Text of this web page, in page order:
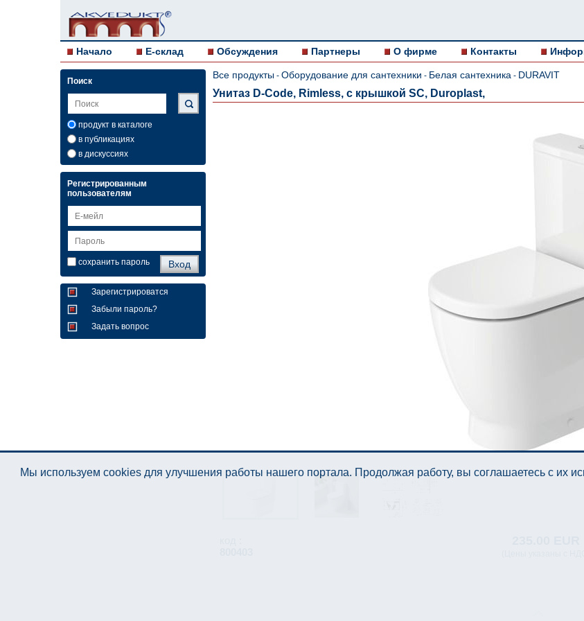
Начало E-склад Обсуждения Партнеры О фирме Контакты
Поиск
продукт в каталоге
в публикациях
в дискуссиях
Регистрированным
пользователям
сохранить пароль
Зарегистрироватся
Забыли пароль?
Задать вопрос
Все продукты - Оборудование для сантехники - Белая сантехника - DURAVIT
Унитаз D-Code, Rimless, с крышкой SC, Duroplast,
Мы используем cookies для улучшения работы нашего портала. Продолжая работу, вы соглашаетесь с их